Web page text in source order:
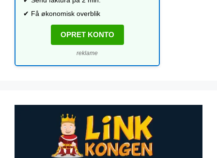
✔ Få økonomisk overblik
OPRET KONTO
reklame